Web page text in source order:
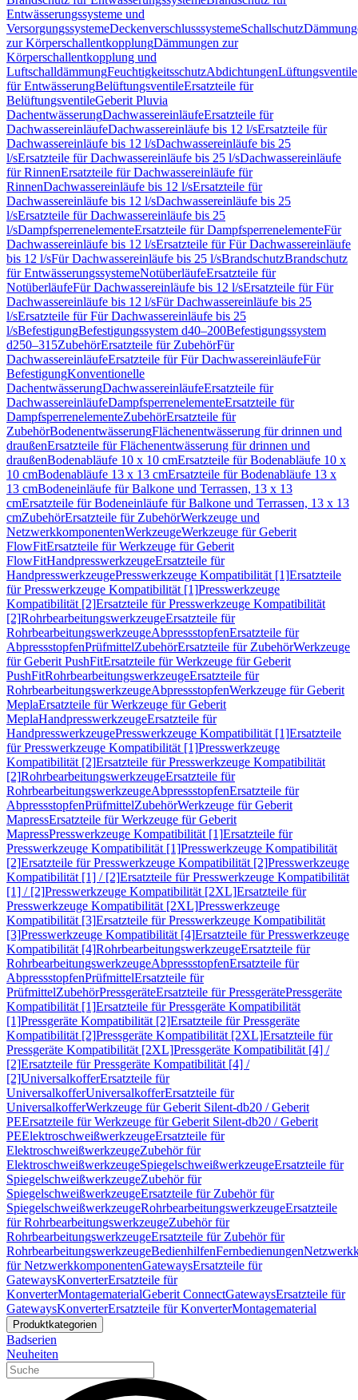
Entwässerungssysteme und
VersorgungssystemeDeckenverschlusssystemeSchallschutz
zur KörperschallentkopplungDämmungen zur
Körperschallentkopplung und
LuftschalldämmungFeuchtigkeitsschutzAbdichtungenLüftungsventile
für EntwässerungBelüftungsventileErsatzteile für
BelüftungsventileGeberit Pluvia
DachentwässerungDachwassereinläufeErsatzteile für
DachwassereinläufeDachwassereinläufe bis 12 l/sErsatzteile für
Dachwassereinläufe bis 12 l/sDachwassereinläufe bis 25
l/sErsatzteile für Dachwassereinläufe bis 25 l/sDachwassereinläufe
für RinnenErsatzteile für Dachwassereinläufe für
RinnenDachwassereinläufe bis 12 l/sErsatzteile für
Dachwassereinläufe bis 12 l/sDachwassereinläufe bis 25
l/sErsatzteile für Dachwassereinläufe bis 25
l/sDampfsperrenelementeErsatzteile für DampfsperrenelementeFür
Dachwassereinläufe bis 12 l/sErsatzteile für Für Dachwassereinläufe
bis 12 l/sFür Dachwassereinläufe bis 25 l/sBrandschutzBrandschutz
für EntwässerungssystemeNotüberläufeErsatzteile für
NotüberläufeFür Dachwassereinläufe bis 12 l/sErsatzteile für Für
Dachwassereinläufe bis 12 l/sFür Dachwassereinläufe bis 25
l/sErsatzteile für Für Dachwassereinläufe bis 25
l/sBefestigungBefestigungssystem d40–200Befestigungssystem
d250–315ZubehörErsatzteile für ZubehörFür
DachwassereinläufeErsatzteile für Für DachwassereinläufeFür
BefestigungKonventionelle
DachentwässerungDachwassereinläufeErsatzteile für
DachwassereinläufeDampfsperrenelementeErsatzteile für
DampfsperrenelementeZubehörErsatzteile für
ZubehörBodenentwässerungFlächenentwässerung für drinnen und
draußenErsatzteile für Flächenentwässerung für drinnen und
draußenBodenabläufe 10 x 10 cmErsatzteile für Bodenabläufe 10 x
10 cmBodenabläufe 13 x 13 cmErsatzteile für Bodenabläufe 13 x
13 cmBodeneinläufe für Balkone und Terrassen, 13 x 13
cmErsatzteile für Bodeneinläufe für Balkone und Terrassen, 13 x 13
cmZubehörErsatzteile für ZubehörWerkzeuge und
NetzwerkkomponentenWerkzeugeWerkzeuge für Geberit
FlowFitErsatzteile für Werkzeuge für Geberit
FlowFitHandpresswerkzeugeErsatzteile für
HandpresswerkzeugePresswerkzeuge Kompatibilität [1]Ersatzteile
für Presswerkzeuge Kompatibilität [1]Presswerkzeuge
Kompatibilität [2]Ersatzteile für Presswerkzeuge Kompatibilität
[2]RohrbearbeitungswerkzeugeErsatzteile für
RohrbearbeitungswerkzeugeAbpressstopfenErsatzteile für
AbpressstopfenPrüfmittelZubehörErsatzteile für ZubehörWerkzeuge
für Geberit PushFitErsatzteile für Werkzeuge für Geberit
PushFitRohrbearbeitungswerkzeugeErsatzteile für
RohrbearbeitungswerkzeugeAbpressstopfenWerkzeuge für Geberit
MeplaErsatzteile für Werkzeuge für Geberit
MeplaHandpresswerkzeugeErsatzteile für
HandpresswerkzeugePresswerkzeuge Kompatibilität [1]Ersatzteile
für Presswerkzeuge Kompatibilität [1]Presswerkzeuge
Kompatibilität [2]Ersatzteile für Presswerkzeuge Kompatibilität
[2]RohrbearbeitungswerkzeugeErsatzteile für
RohrbearbeitungswerkzeugeAbpressstopfenErsatzteile für
AbpressstopfenPrüfmittelZubehörWerkzeuge für Geberit
MapressErsatzteile für Werkzeuge für Geberit
MapressPresswerkzeuge Kompatibilität [1]Ersatzteile für
Presswerkzeuge Kompatibilität [1]Presswerkzeuge Kompatibilität
[2]Ersatzteile für Presswerkzeuge Kompatibilität [2]Presswerkzeuge
Kompatibilität [1] / [2]Ersatzteile für Presswerkzeuge Kompatibilität
[1] / [2]Presswerkzeuge Kompatibilität [2XL]Ersatzteile für
Presswerkzeuge Kompatibilität [2XL]Presswerkzeuge
Kompatibilität [3]Ersatzteile für Presswerkzeuge Kompatibilität
[3]Presswerkzeuge Kompatibilität [4]Ersatzteile für Presswerkzeuge
Kompatibilität [4]RohrbearbeitungswerkzeugeErsatzteile für
RohrbearbeitungswerkzeugeAbpressstopfenErsatzteile für
AbpressstopfenPrüfmittelErsatzteile für
PrüfmittelZubehörPressgeräteErsatzteile für PressgerätePressgeräte
Kompatibilität [1]Ersatzteile für Pressgeräte Kompatibilität
[1]Pressgeräte Kompatibilität [2]Ersatzteile für Pressgeräte
Kompatibilität [2]Pressgeräte Kompatibilität [2XL]Ersatzteile für
Pressgeräte Kompatibilität [2XL]Pressgeräte Kompatibilität [4] /
[2]Ersatzteile für Pressgeräte Kompatibilität [4] /
[2]UniversalkofferErsatzteile für
UniversalkofferUniversalkofferErsatzteile für
UniversalkofferWerkzeuge für Geberit Silent-db20 / Geberit
PEErsatzteile für Werkzeuge für Geberit Silent-db20 / Geberit
PEElektroschweißwerkzeugeErsatzteile für
ElektroschweißwerkzeugeZubehör für
ElektroschweißwerkzeugeSpiegelschweißwerkzeugeErsatzteile für
SpiegelschweißwerkzeugeZubehör für
SpiegelschweißwerkzeugeErsatzteile für Zubehör für
SpiegelschweißwerkzeugeRohrbearbeitungswerkzeugeErsatzteile
für RohrbearbeitungswerkzeugeZubehör für
RohrbearbeitungswerkzeugeErsatzteile für Zubehör für
RohrbearbeitungswerkzeugeBedienhilfenFernbedienungen
für NetzwerkkomponentenGatewaysErsatzteile für
GatewaysKonverterErsatzteile für
KonverterMontagematerialGeberit ConnectGatewaysErsatzteile für
GatewaysKonverterErsatzteile für KonverterMontagematerial
Produktkategorien
Badserien
Neuheiten